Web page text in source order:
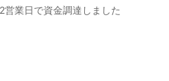
営業日で資金調達しました